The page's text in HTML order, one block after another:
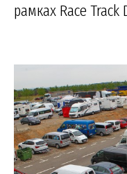
рамках Race Track